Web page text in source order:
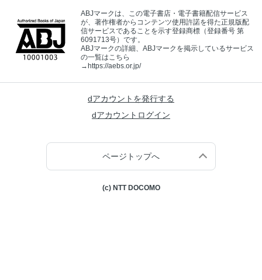
ABJマークは、この電子書店・電子書籍配信サービス
が、著作権者からコンテンツ使用許諾を得た正規版配
信サービスであることを示す登録商標（登録番号 第
6091713号）です。
ABJマークの詳細、ABJマークを掲示しているサービス
の一覧はこちら
→https://aebs.or.jp/
dアカウントを発行する
dアカウントログイン
ページトップへ
(c) NTT DOCOMO